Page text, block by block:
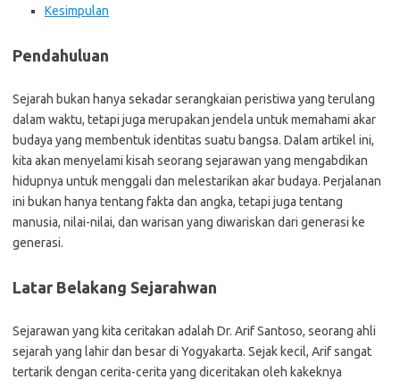
Kesimpulan
Pendahuluan
Sejarah bukan hanya sekadar serangkaian peristiwa yang terulang
dalam waktu, tetapi juga merupakan jendela untuk memahami akar
budaya yang membentuk identitas suatu bangsa. Dalam artikel ini,
kita akan menyelami kisah seorang sejarawan yang mengabdikan
hidupnya untuk menggali dan melestarikan akar budaya. Perjalanan
ini bukan hanya tentang fakta dan angka, tetapi juga tentang
manusia, nilai-nilai, dan warisan yang diwariskan dari generasi ke
generasi.
Latar Belakang Sejarahwan
Sejarawan yang kita ceritakan adalah Dr. Arif Santoso, seorang ahli
sejarah yang lahir dan besar di Yogyakarta. Sejak kecil, Arif sangat
tertarik dengan cerita-cerita yang diceritakan oleh kakeknya